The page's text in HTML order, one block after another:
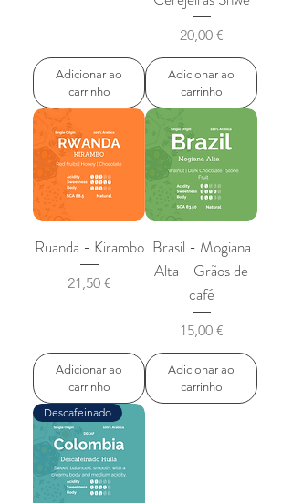
Adicionar ao
carrinho
Preço
20,00 €
Adicionar ao
carrinho
Ruanda - Kirambo
Preço
21,50 €
Adicionar ao
carrinho
Brasil - Mogiana
Alta - Grãos de
café
Preço
15,00 €
Adicionar ao
carrinho
Descafeinado